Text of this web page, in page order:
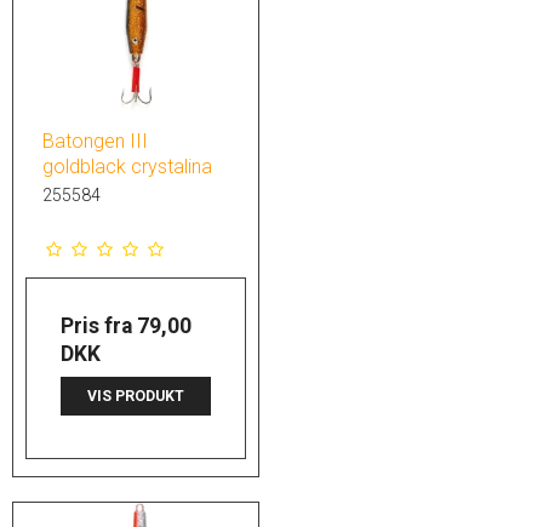
Batongen III
goldblack crystalina
255584
Pris fra 79,00
DKK
VIS PRODUKT